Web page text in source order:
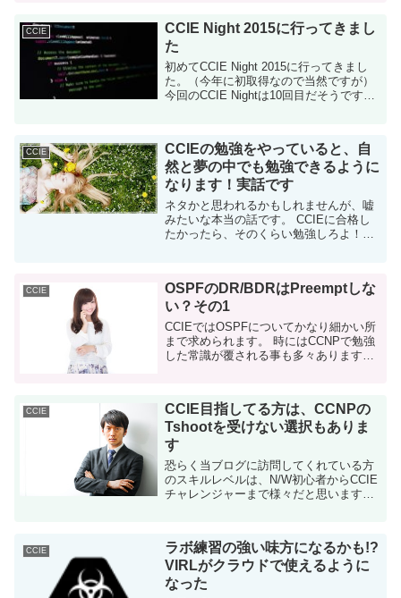
CCIE
CCIE Night 2015に行ってきまし
た
初めてCCIE Night 2015に行ってきまし
た。（今年に初取得なので当然ですが）
今回のCCIE Nightは10回目だそうです。
当されていました。CC...
CCIE
CCIEの勉強をやっていると、自
然と夢の中でも勉強できるように
なります！実話です
ネタかと思われるかもしれませんが、嘘
みたいな本当の話です。 CCIEに合格し
たかったら、そのくらい勉強しろよ！っ
CCIE
OSPFのDR/BDRはPreemptしな
い？その1
CCIEではOSPFについてかなり細かい所
まで求められます。 時にはCCNPで勉強
した常識が覆される事も多々あります。
CCIE
CCIE目指してる方は、CCNPの
Tshootを受けない選択もありま
す
恐らく当ブログに訪問してくれている方
のスキルレベルは、N/W初心者からCCIE
チャレンジャーまで様々だと思います。
のではないでしょうか。 そんな方に...
CCIE
ラボ練習の強い味方になるかも!?
VIRLがクラウドで使えるように
なった